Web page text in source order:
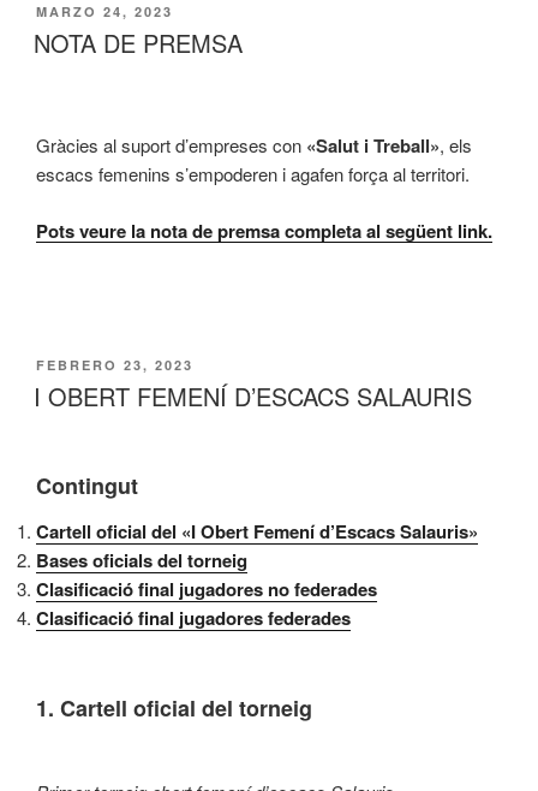
PUBLICADO
EL
MARZO 24, 2023
NOTA DE PREMSA
Gràcies al suport d’empreses con «Salut i Treball», els
escacs femenins s’empoderen i agafen força al territori.
Pots veure la nota de premsa completa al següent link.
PUBLICADO
EL
FEBRERO 23, 2023
I OBERT FEMENÍ D’ESCACS SALAURIS
Contingut
Cartell oficial del «I Obert Femení d’Escacs Salauris»
Bases oficials del torneig
Clasificació final jugadores no federades
Clasificació final jugadores federades
1. Cartell oficial del torneig